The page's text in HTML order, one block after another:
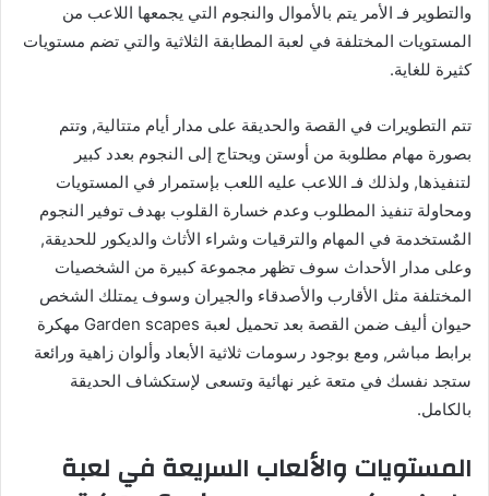
والتطوير فـ الأمر يتم بالأموال والنجوم التي يجمعها اللاعب من
المستويات المختلفة في لعبة المطابقة الثلاثية والتي تضم مستويات
كثيرة للغاية.
تتم التطويرات في القصة والحديقة على مدار أيام متتالية, وتتم
بصورة مهام مطلوبة من أوستن ويحتاج إلى النجوم بعدد كبير
لتنفيذها, ولذلك فـ اللاعب عليه اللعب بإستمرار في المستويات
ومحاولة تنفيذ المطلوب وعدم خسارة القلوب بهدف توفير النجوم
المٌستخدمة في المهام والترقيات وشراء الأثاث والديكور للحديقة,
وعلى مدار الأحداث سوف تظهر مجموعة كبيرة من الشخصيات
المختلفة مثل الأقارب والأصدقاء والجيران وسوف يمتلك الشخص
حيوان أليف ضمن القصة بعد تحميل لعبة Garden scapes مهكرة
برابط مباشر, ومع بوجود رسومات ثلاثية الأبعاد وألوان زاهية ورائعة
ستجد نفسك في متعة غير نهائية وتسعى لإستكشاف الحديقة
بالكامل.
المستويات والألعاب السريعة في لعبة